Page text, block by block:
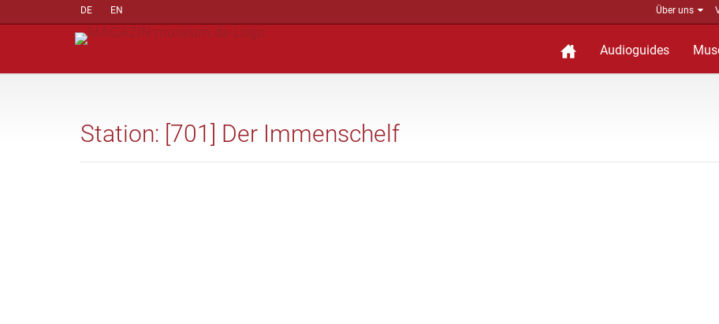
DE EN Über uns
Audioguides
Station: [701] Der Immenschelf